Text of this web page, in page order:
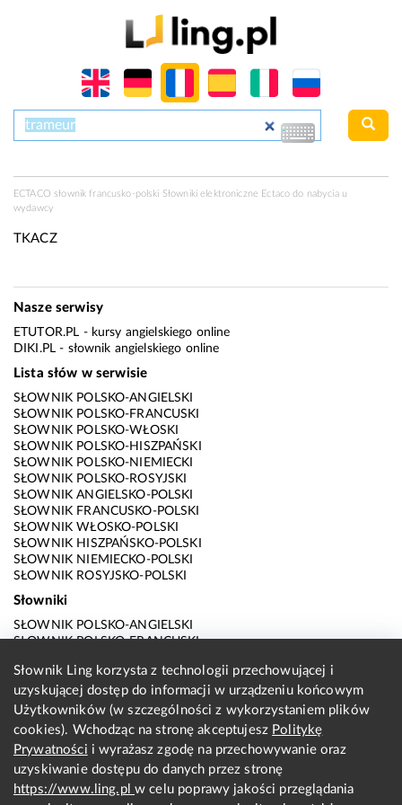
ECTACO słownik francusko-polski Słowniki elektroniczne Ectaco do nabycia u
wydawcy
TKACZ
Nasze serwisy
ETUTOR.PL - kursy angielskiego online
DIKI.PL - słownik angielskiego online
Lista słów w serwisie
SŁOWNIK POLSKO-ANGIELSKI
SŁOWNIK POLSKO-FRANCUSKI
SŁOWNIK POLSKO-WŁOSKI
SŁOWNIK POLSKO-HISZPAŃSKI
SŁOWNIK POLSKO-NIEMIECKI
SŁOWNIK POLSKO-ROSYJSKI
SŁOWNIK ANGIELSKO-POLSKI
SŁOWNIK FRANCUSKO-POLSKI
SŁOWNIK WŁOSKO-POLSKI
SŁOWNIK HISZPAŃSKO-POLSKI
SŁOWNIK NIEMIECKO-POLSKI
SŁOWNIK ROSYJSKO-POLSKI
Słowniki
SŁOWNIK POLSKO-ANGIELSKI
SŁOWNIK POLSKO-FRANCUSKI
SŁOWNIK POLSKO-HISZPAŃSKI
SŁOWNIK POLSKO-NIEMIECKI
SŁOWNIK POLSKO-ROSYJSKI
SŁOWNIK ANGIELSKO-POLSKI
SŁOWNIK FRANCUSKO-POLSKI
SŁOWNIK WŁOSKO-POLSKI
SŁOWNIK HISZPAŃSKO-POLSKI
SŁOWNIK NIEMIECKO-POLSKI
Słownik Ling korzysta z technologii przechowującej i
uzyskującej dostęp do informacji w urządzeniu końcowym
Użytkowników (w szczególności z wykorzystaniem plików
cookies). Wchodząc na stronę akceptujesz Politykę
Prywatności i wyrażasz zgodę na przechowywanie oraz
uzyskiwanie dostępu do danych przez stronę
https://www.ling.plw celu poprawy jakości przeglądania